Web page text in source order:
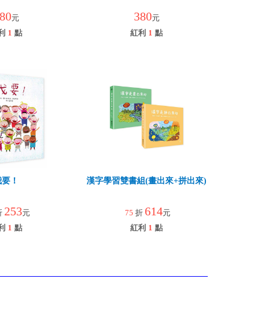
元
1 點
380元
紅利 1 點
！
253元
1 點
漢字學習雙書組(畫出來+拼出來)
75 折 614元
紅利 1 點